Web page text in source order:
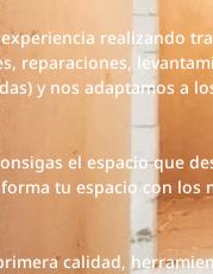
realizando
reparaciones,
y nos adaptamos a
el espacio que
tu espacio con los
calidad,